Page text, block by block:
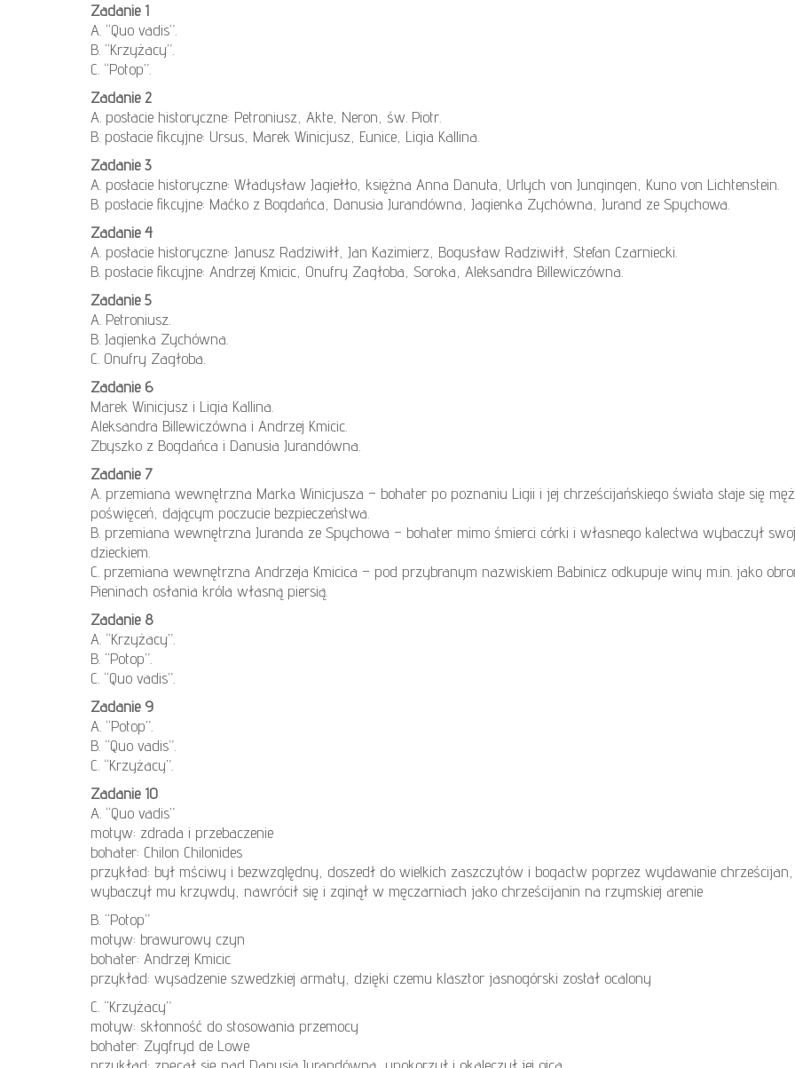
Zadanie 1
A. “Quo vadis”.
B. “Krzyżacy”.
C. “Potop”.
Zadanie 2
A. postacie historyczne: Petroniusz, Akte, Neron, św. Piotr.
B. postacie fikcyjne: Ursus, Marek Winicjusz, Eunice, Ligia Kallina.
Zadanie 3
A. postacie historyczne: Władysław Jagiełło, księżna Anna Danuta, Urlych von Jungingen, Kuno von Lichtenstein.
B. postacie fikcyjne: Maćko z Bogdańca, Danusia Jurandówna, Jagienka Zychówna, Jurand ze Spychowa.
Zadanie 4
A. postacie historyczne: Janusz Radziwiłł, Jan Kazimierz, Bogusław Radziwiłł, Stefan Czarniecki.
B. postacie fikcyjne: Andrzej Kmicic, Onufry Zagłoba, Soroka, Aleksandra Billewiczówna.
Zadanie 5
A. Petroniusz.
B. Jagienka Zychówna.
C. Onufry Zagłoba.
Zadanie 6
Marek Winicjusz i Ligia Kallina.
Aleksandra Billewiczówna i Andrzej Kmicic.
Zbyszko z Bogdańca i Danusia Jurandówna.
Zadanie 7
A. przemiana wewnętrzna Marka Winicjusza – bohater po poznaniu Ligii i jej chrześcijańskiego świata staje się
poświęceń, dającym poczucie bezpieczeństwa.
B. przemiana wewnętrzna Juranda ze Spychowa – bohater mimo śmierci córki i własnego kalectwa wybaczył
dzieckiem.
C. przemiana wewnętrzna Andrzeja Kmicica – pod przybranym nazwiskiem Babinicz odkupuje winy m.in. jako
Pieninach osłania króla własną piersią.
Zadanie 8
A. “Krzyżacy”.
B. “Potop”.
C. “Quo vadis”.
Zadanie 9
A. “Potop”.
B. “Quo vadis”.
C. “Krzyżacy”.
Zadanie 10
A. “Quo vadis”
motyw: zdrada i przebaczenie
bohater: Chilon Chilonides
przykład: był mściwy i bezwzględny, doszedł do wielkich zaszczytów i bogactw poprzez wydawanie
wybaczył mu krzywdy, nawrócił się i zginął w męczarniach jako chrześcijanin na rzymskiej arenie
B. “Potop”
motyw: brawurowy czyn
bohater: Andrzej Kmicic
przykład: wysadzenie szwedzkiej armaty, dzięki czemu klasztor jasnogórski został ocalony
C. “Krzyżacy”
motyw: skłonność do stosowania przemocy
bohater: Zygfryd de Lowe